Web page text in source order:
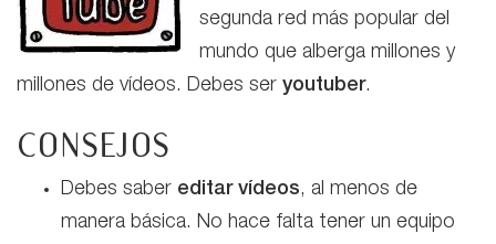
segunda red más popular del
mundo que alberga millones y
millones de vídeos. Debes ser youtuber.
consejos
Debes saber editar vídeos, al menos de
manera básica. No hace falta tener un equipo